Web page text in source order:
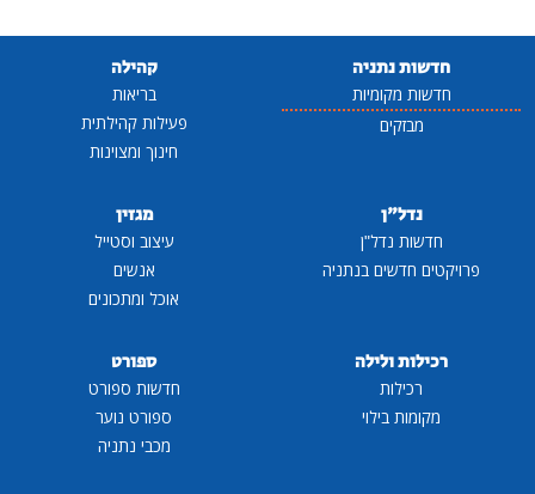
חדשות נתניה
חדשות מקומיות
מבזקים
קהילה
בריאות
פעילות קהילתית
חינוך ומצוינות
נדל"ן
חדשות נדל"ן
פרויקטים חדשים בנתניה
מגזין
עיצוב וסטייל
אנשים
אוכל ומתכונים
רכילות ולילה
רכילות
מקומות בילוי
ספורט
חדשות ספורט
ספורט נוער
מכבי נתניה